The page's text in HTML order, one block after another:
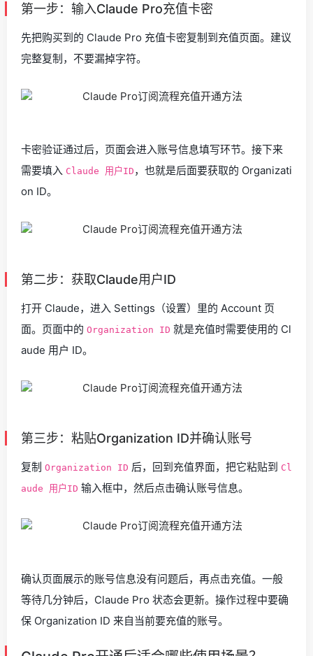
第一步：输入Claude Pro充值卡密
先把购买到的 Claude Pro 充值卡密复制到充值页面。建议
完整复制，不要漏掉字符。
卡密验证通过后，页面会进入账号信息填写环节。接下来
需要填入 Claude 用户ID ，也就是后面要获取的 Organizati
on ID。
第二步：获取Claude用户ID
打开 Claude，进入 Settings（设置）里的 Account 页
面。页面中的 Organization ID 就是充值时需要使用的 Cl
aude 用户 ID。
第三步：粘贴Organization ID并确认账号
复制 Organization ID 后，回到充值界面，把它粘贴到 Cl
aude 用户ID 输入框中，然后点击确认账号信息。
确认页面展示的账号信息没有问题后，再点击充值。一般
等待几分钟后，Claude Pro 状态会更新。操作过程中要确
保 Organization ID 来自当前要充值的账号。